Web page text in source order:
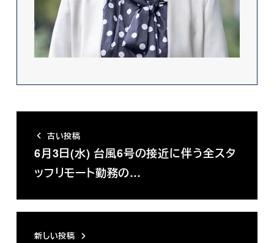
古い投稿
6月3日(水) 台風6号の接近に伴う全スタ
ッフリモート勤務の…
新しい投稿